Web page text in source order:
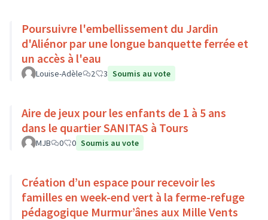
Poursuivre l'embellissement du Jardin
d'Aliénor par une longue banquette ferrée et
un accès à l'eau
Louise-Adèle 2 3 Soumis au vote
Aire de jeux pour les enfants de 1 à 5 ans
dans le quartier SANITAS à Tours
MJB 0 0 Soumis au vote
Création d’un espace pour recevoir les
familles en week-end vert à la ferme-refuge
pédagogique Murmur’ânes aux Mille Vents